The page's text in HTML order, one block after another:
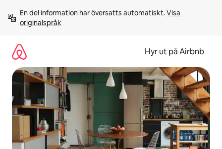
innehåll
En del information har översatts automatiskt. Visa
originalspråk
Hyr ut på Airbnb